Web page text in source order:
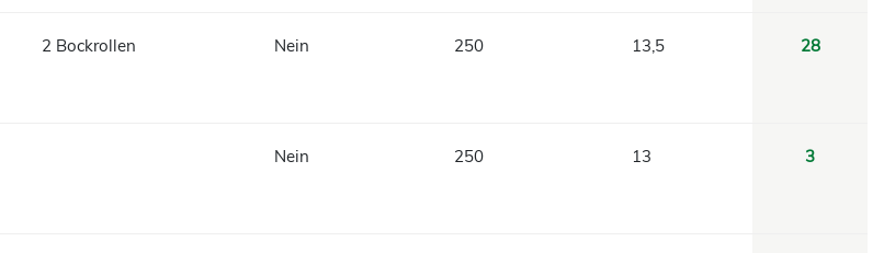
2 Bockrollen Nein 250 13,5 28
Nein 250 13 3